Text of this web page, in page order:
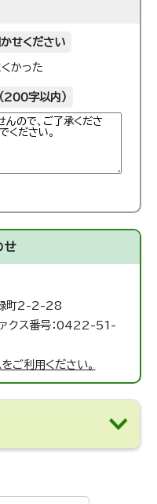
せください
かった
200字以内）
せ
町2-2-28
ス番号：0422-51-
ご利用ください。